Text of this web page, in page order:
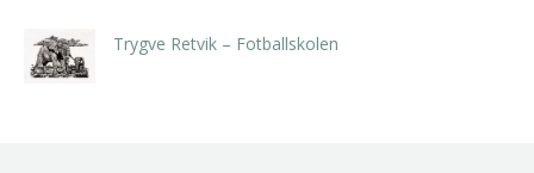
Trygve Retvik – Fotballskolen